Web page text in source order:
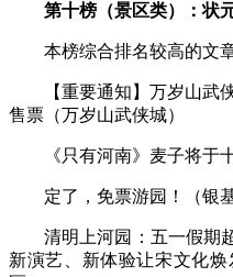
第十榜（景区类）：状
本榜综合排名较高的文章
【重要通知】万岁山武侠
售票（万岁山武侠城）
《只有河南》麦子将于十
定了，免票游园！（银基
清明上河园：五一假期超
新演艺、新体验让宋文化